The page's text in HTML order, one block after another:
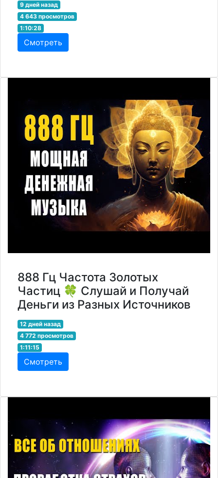
9 дней назад
4 643 просмотров
1:10:28
Смотреть
888 Гц Частота Золотых
Частиц 🍀 Слушай и Получай
Деньги из Разных Источников
12 дней назад
4 772 просмотров
1:11:15
Смотреть